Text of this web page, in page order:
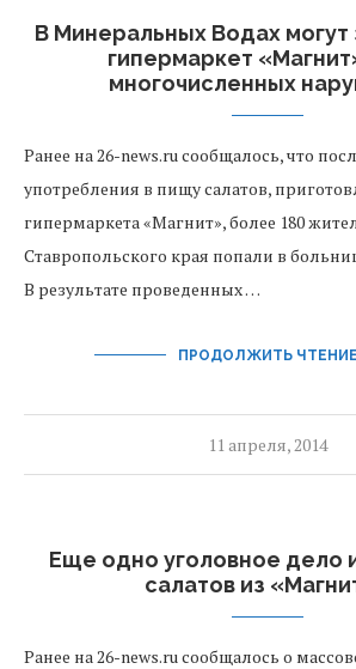
В Минеральных Водах могут
гипермаркет
многочисленных
Ранее на 26-news.ru сообщалось, что
употребления в пищу салатов,
гипермаркета «Магнит», более 180
Ставропольского края попали в
В результате проведенных …
ПРОДОЛЖИТЬ ЧТЕНИЕ
11 апреля, 2014
Еще одно уголовное дело
салатов из
Ранее на 26-news.ru сообщалось о